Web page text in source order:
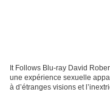
It Follows Blu-ray David
une expérience sexuelle
à d’étranges visions et